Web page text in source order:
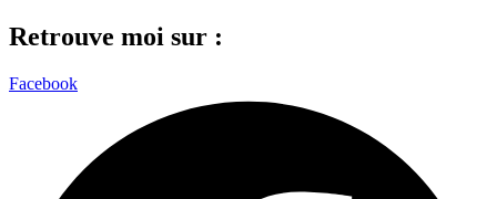
Retrouve moi sur :
Facebook